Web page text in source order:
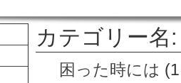
カテゴリー名
困った時には